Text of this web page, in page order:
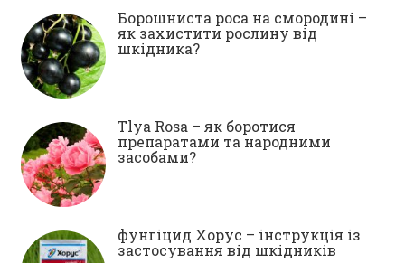
Борошниста роса на смородині –
як захистити рослину від
шкідника?
Tlya Rosa – як боротися
препаратами та народними
засобами?
фунгіцид Хорус – інструкція із
застосування від шкідників